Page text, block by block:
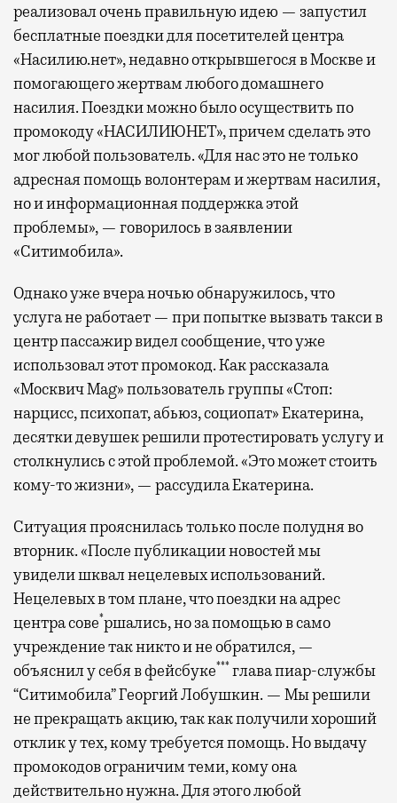
реализовал очень правильную идею — запустил
бесплатные поездки для посетителей центра
«Насилию.нет», недавно открывшегося в Москве и
помогающего жертвам любого домашнего
насилия. Поездки можно было осуществить по
промокоду «НАСИЛИЮНЕТ», причем сделать это
мог любой пользователь. «Для нас это не только
адресная помощь волонтерам и жертвам насилия,
но и информационная поддержка этой
проблемы», — говорилось в заявлении
«Ситимобила».
Однако уже вчера ночью обнаружилось, что
услуга не работает — при попытке вызвать такси в
центр пассажир видел сообщение, что уже
использовал этот промокод. Как рассказала
«Москвич Mag» пользователь группы «Стоп:
нарцисс, психопат, абьюз, социопат» Екатерина,
десятки девушек решили протестировать услугу и
столкнулись с этой проблемой. «Это может стоить
кому-то жизни», — рассудила Екатерина.
Ситуация прояснилась только после полудня во
вторник. «После публикации новостей мы
увидели шквал нецелевых использований.
Нецелевых в том плане, что поездки на адрес
центра сове*ршались, но за помощью в само
учреждение так никто и не обратился, —
объяснил у себя в фейсбуке***глава пиар-службы
“Ситимобила” Георгий Лобушкин. — Мы решили
не прекращать акцию, так как получили хороший
отклик у тех, кому требуется помощь. Но выдачу
промокодов ограничим теми, кому она
действительно нужна. Для этого любой